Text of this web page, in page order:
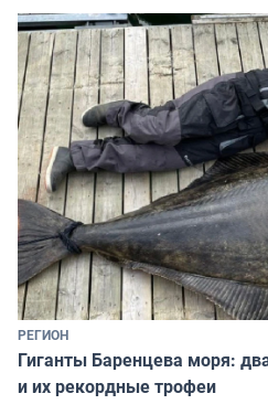
РЕГИОН
Гиганты Баренцева моря:
и их рекордные трофеи